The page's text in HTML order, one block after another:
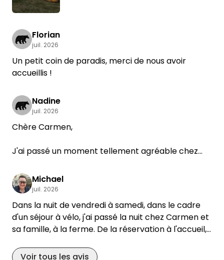
Florian
juil. 2026
Un petit coin de paradis, merci de nous avoir
accueillis !
Nadine
juil. 2026
Chère Carmen,
J'ai passé un moment tellement agréable chez
Ce calme et cette vue unique, au milieu de vos
animaux, m'ont vraiment permis de me
ressourcer.
Merci encore pour les délicieux concombres et les
œufs 🫶
Je reviendrai sans aucun doute...
Je vous embrasse très fort
Michael
juil. 2026
Dans la nuit de vendredi à samedi, dans le cadre
d'un séjour à vélo, j'ai passé la nuit chez Carmen et
sa famille, à la ferme. De la réservation à l'accueil,
certainement pas ma seule escapade dans la
Voir tous les avis